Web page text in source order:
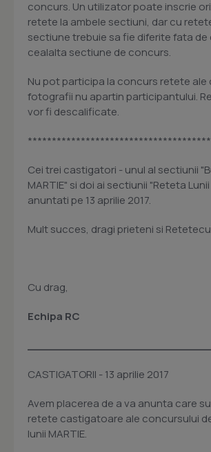
concurs. Un utilizator poate inscrie
retete la ambele sectiuni, dar cu
sectiune trebuie sa fie diferite fata de
cealalta sectiune de concurs.
Nu pot participa la concurs retete ale
fotografii nu apartin participantului.
vor fi descalificate.
Cei trei castigatori - unul al sectiunii
MARTIE" si doi ai sectiunii "Reteta
anuntati pe 13 aprilie 2017.
Mult succes, dragi prieteni si
Cu drag,
Echipa RC
CASTIGATORII - 13 aprilie 2017
Avem placerea de a va anunta care
retete castigatoare ale concursului
lunii MARTIE.